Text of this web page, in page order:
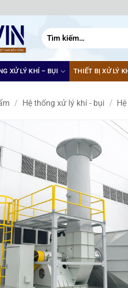
Tìm
kiếm:
XỬ LÝ KHÍ – BỤI THIẾT BỊ XỬ LÝ
/ Hệ thống xử lý khí - bụi /